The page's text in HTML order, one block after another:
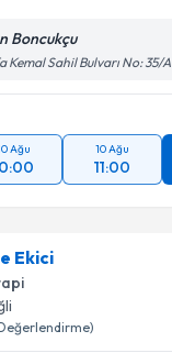
Boncukçu
Kemal Sahil Bulvarı No: 35/A
Ağu 10 Ağu
11:00
Ekici